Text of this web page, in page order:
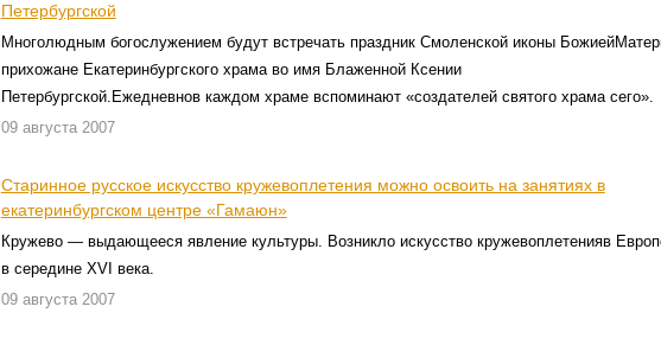
Петербургской
Многолюдным богослужением будут встречать праздник Смоленской иконы
прихожане Екатеринбургского храма во имя Блаженной Ксении
Петербургской.Ежедневнов каждом храме вспоминают «создателей святого храма сего».
09 августа 2007
Старинное русское искусство кружевоплетения можно освоить на занятиях в
екатеринбургском центре «Гамаюн»
Кружево — выдающееся явление культуры. Возникло искусство кружевоплетенияв
в середине XVI века.
09 августа 2007